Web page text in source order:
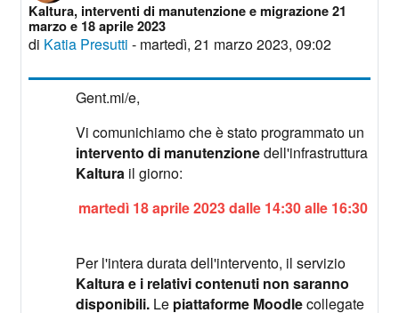
Kaltura, interventi di manutenzione e migrazione 21
marzo e 18 aprile 2023
di Katia Presutti - martedì, 21 marzo 2023, 09:02
Numero di risposte: 0
Gent.mi/e,
Vi comunichiamo che è stato programmato un
intervento di manutenzionedell'infrastruttura
Kaltura il giorno:
martedì 18 aprile 2023 dalle 14:30 alle 16:30
Per l'intera durata dell'intervento, il servizio
Kaltura e i relativi contenuti non saranno
disponibili. Le piattaforme Moodlecollegate